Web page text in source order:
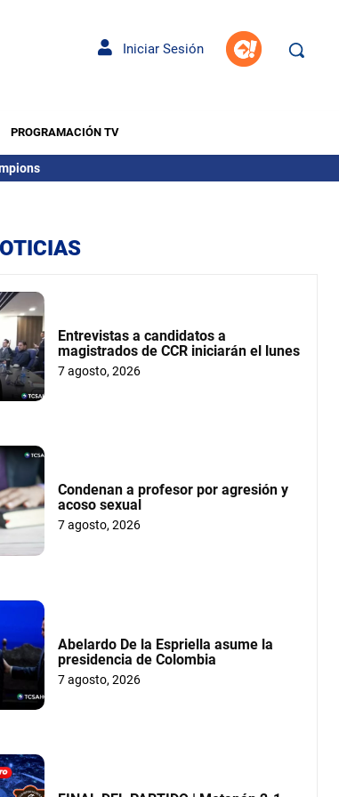
Iniciar Sesión
PROGRAMACIÓN TV
Entrevistas a candidatos a
magistrados de CCR iniciarán el lunes
7 agosto, 2026
Condenan a profesor por agresión y
acoso sexual
7 agosto, 2026
Abelardo De la Espriella asume la
presidencia de Colombia
7 agosto, 2026